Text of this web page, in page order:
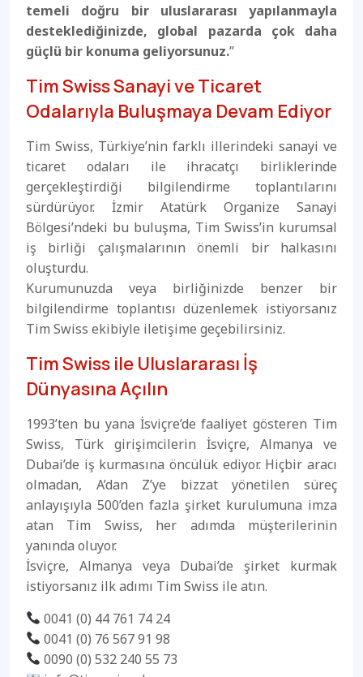
temeli doğru bir uluslararası yapılanmayla
desteklediğinizde, global pazarda çok daha
güçlü bir konuma geliyorsunuz.”
Tim Swiss Sanayi ve Ticaret
Odalarıyla Buluşmaya Devam Ediyor
Tim Swiss, Türkiye’nin farklı illerindeki sanayi ve
ticaret odaları ile ihracatçı birliklerinde
gerçekleştirdiği bilgilendirme toplantılarını
sürdürüyor. İzmir Atatürk Organize Sanayi
Bölgesi’ndeki bu buluşma, Tim Swiss’in kurumsal
iş birliği çalışmalarının önemli bir halkasını
oluşturdu.
Kurumunuzda veya birliğinizde benzer bir
bilgilendirme toplantısı düzenlemek istiyorsanız
Tim Swiss ekibiyle iletişime geçebilirsiniz.
Tim Swiss ile Uluslararası İş
Dünyasına Açılın
1993’ten bu yana İsviçre’de faaliyet gösteren Tim
Swiss, Türk girişimcilerin İsviçre, Almanya ve
Dubai’de iş kurmasına öncülük ediyor. Hiçbir aracı
olmadan, A’dan Z’ye bizzat yönetilen süreç
anlayışıyla 500’den fazla şirket kurulumuna imza
atan Tim Swiss, her adımda müşterilerinin
yanında oluyor.
İsviçre, Almanya veya Dubai’de şirket kurmak
istiyorsanız ilk adımı Tim Swiss ile atın.
0041 (0) 44 761 74 24
0041 (0) 76 567 91 98
0090 (0) 532 240 55 73